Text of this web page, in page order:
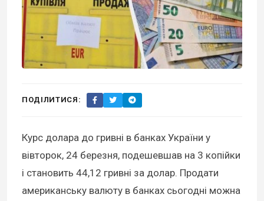
ПОДІЛИТИСЯ:
Курс долара до гривні в банках України у
вівторок, 24 березня, подешевшав на 3 копійки
і становить 44,12 гривні за долар. Продати
американську валюту в банках сьогодні можна